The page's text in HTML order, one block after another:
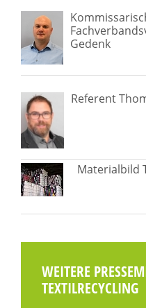
Gedenk
Referent
Materialbild
WEITERE
TEXTILRECYCLING